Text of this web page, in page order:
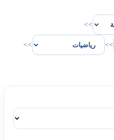
>>
>>
>>